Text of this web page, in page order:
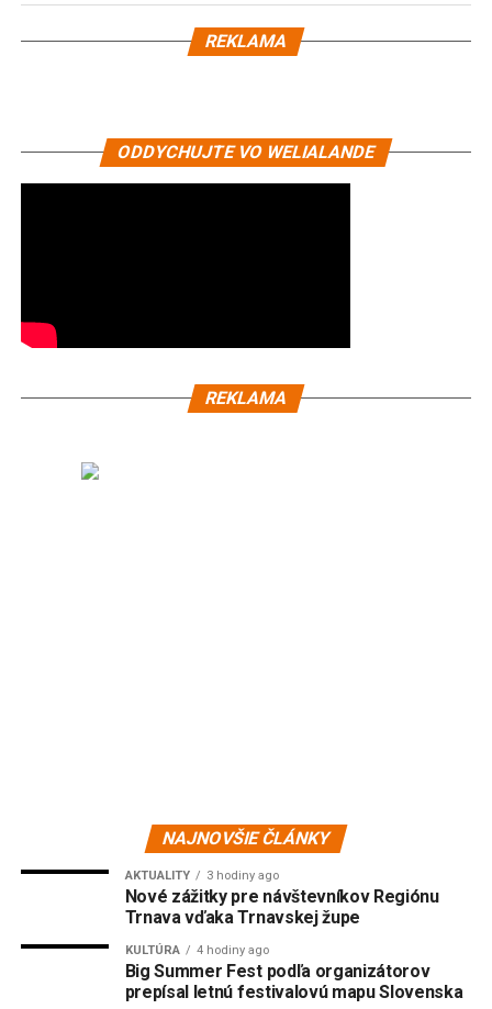
REKLAMA
ODDYCHUJTE VO WELIALANDE
REKLAMA
NAJNOVŠIE ČLÁNKY
AKTUALITY 3 hodiny ago
Nové zážitky pre návštevníkov Regiónu
Trnava vďaka Trnavskej župe
KULTÚRA 4 hodiny ago
Big Summer Fest podľa organizátorov
prepísal letnú festivalovú mapu Slovenska